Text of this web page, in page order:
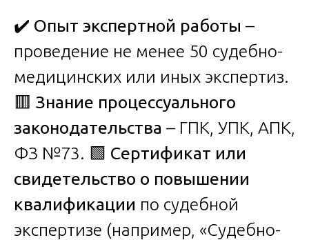
✔️ Опыт экспертной работы –
проведение не менее 50 судебно-
медицинских или иных экспертиз.
🟥 Знание процессуального
законодательства – ГПК, УПК, АПК,
ФЗ №73. 🟩 Сертификат или
свидетельство о повышении
квалификации по судебной
экспертизе (например, «Судебно-